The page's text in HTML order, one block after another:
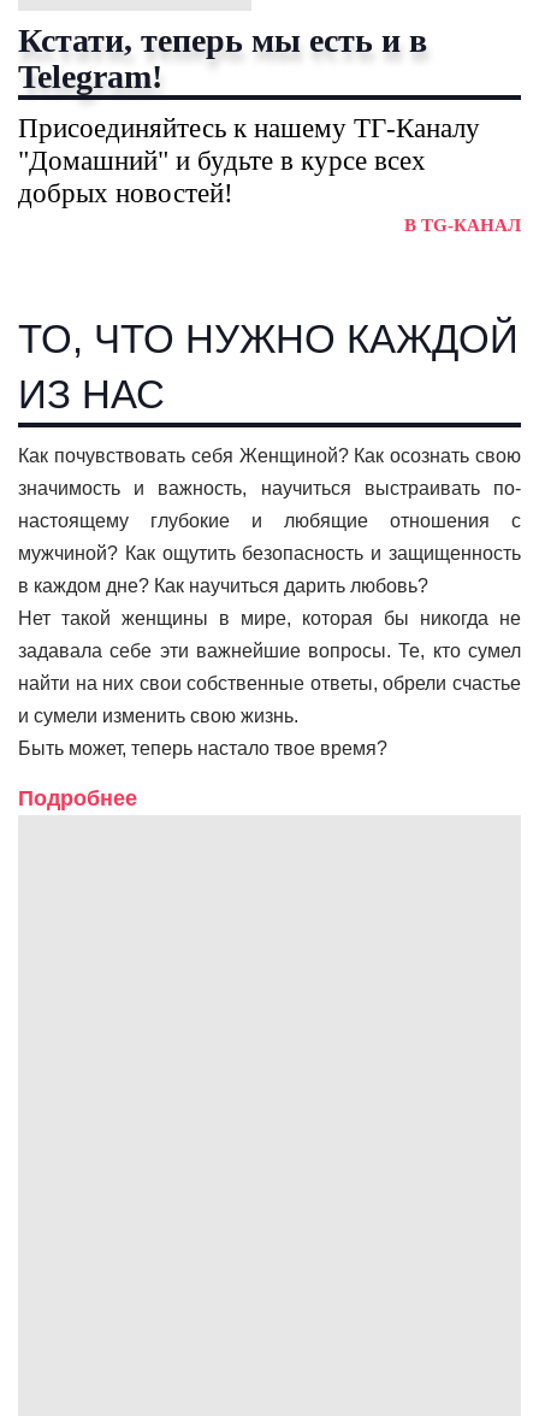
Кстати, теперь мы есть и в
Telegram!
Присоединяйтесь к нашему ТГ-Каналу
"Домашний" и будьте в курсе всех
добрых новостей!
В TG-КАНАЛ
ТО, ЧТО НУЖНО КАЖДОЙ
ИЗ НАС
Как почувствовать себя Женщиной? Как осознать свою
значимость и важность, научиться выстраивать по-
настоящему глубокие и любящие отношения с
мужчиной? Как ощутить безопасность и защищенность
в каждом дне? Как научиться дарить любовь?
Нет такой женщины в мире, которая бы никогда не
задавала себе эти важнейшие вопросы. Те, кто сумел
найти на них свои собственные ответы, обрели счастье
и сумели изменить свою жизнь.
Быть может, теперь настало твое время?
Подробнее